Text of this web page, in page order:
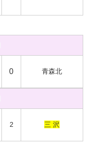
0 青森北
2 三 沢